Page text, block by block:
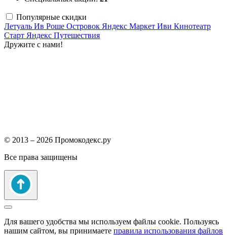
Популярные скидки
Летуаль Ив Роше Островок Яндекс Маркет Иви Кинотеатр
Старт Яндекс Путешествия
Дружите с нами!
© 2013 – 2026 Промокодекс.ру
Все права защищены
Для вашего удобства мы используем файлы cookie. Пользуясь
нашим сайтом, вы принимаете правила использования файлов